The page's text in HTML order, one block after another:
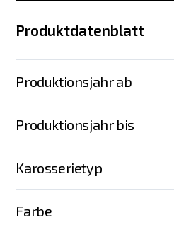
Produktdatenblatt
Produktionsjahr ab
Produktionsjahr bis
Karosserietyp
Farbe